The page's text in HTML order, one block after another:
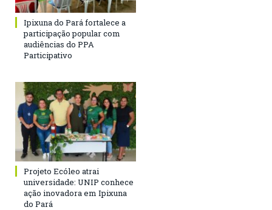
Ipixuna do Pará fortalece a
participação popular com
audiências do PPA
Participativo
Projeto Ecóleo atrai
universidade: UNIP conhece
ação inovadora em Ipixuna
do Pará